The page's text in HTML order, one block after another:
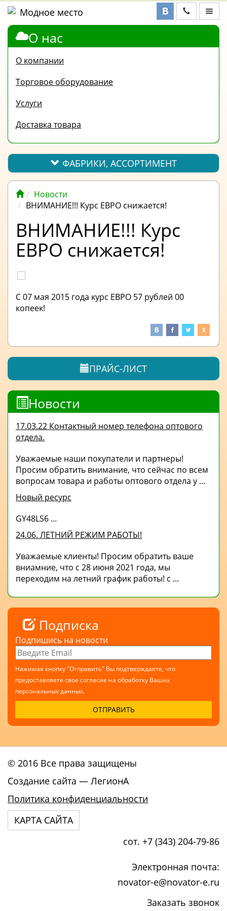
ФАБРИКИ,
ОТВЕТ
ПОЛЕЗНАЯ
ИНФОРМАЦИЯ
ВАКАНСИИ
ОПЛАТА
О нас
О компании
Торговое оборудование
Услуги
Доставка товара
ФАБРИКИ, АССОРТИМЕНТ
Новости
ВНИМАНИЕ!!! Курс ЕВРО снижается!
ВНИМАНИЕ!!! Курс
ЕВРО снижается!
С 07 мая 2015 года курс ЕВРО 57 рублей 00
копеек!
ПРАЙС-ЛИСТ
Новости
17.03.22 Контактный номер телефона оптового
отдела.
Уважаемые наши покупатели и партнеры!
Просим обратить внимание, что сейчас по всем
вопросам товара и работы оптового отдела у ...
Новый ресурс
GY48LS6 ...
24.06. ЛЕТНИЙ РЕЖИМ РАБОТЫ!
Уважаемые клиенты! Просим обратить ваше
вниамние, что с 28 июня 2021 года, мы
переходим на летний график работы! с ...
Подписка
Подпишись на новости
Нажимая кнопку "Отправить" Вы подтверждаете, что
предоставляете свое согласие на обработку Ваших
персональных данных.
© 2016 Все права защищены
Создание сайта — ЛегионА
Политика конфиденциальности
КАРТА САЙТА
сот. +7 (343) 204-79-86
Электронная почта:
novator-e@novator-e.ru
Заказать звонок